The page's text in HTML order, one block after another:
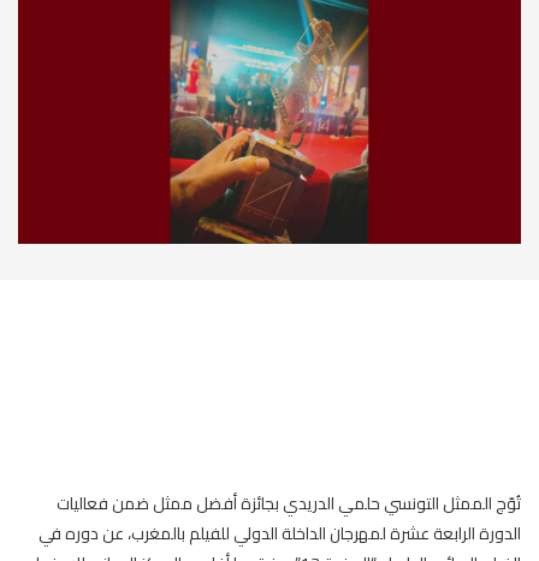
تُوّج الممثل التونسي حلمي الدريدي بجائزة أفضل ممثل ضمن فعاليات
الدورة الرابعة عشرة لمهرجان الداخلة الدولي للفيلم بالمغرب، عن دوره في